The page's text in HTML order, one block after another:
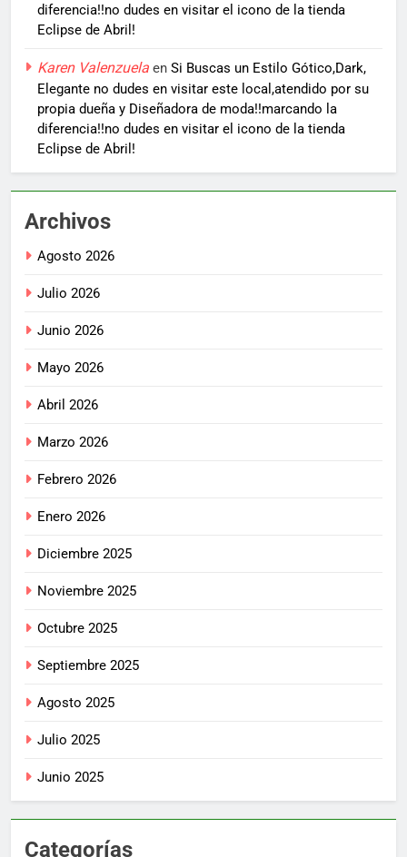
diferencia!!no dudes en visitar el icono de la tienda
Eclipse de Abril!
Karen Valenzuela en Si Buscas un Estilo Gótico,Dark,
Elegante no dudes en visitar este local,atendido por su
propia dueña y Diseñadora de moda!!marcando la
diferencia!!no dudes en visitar el icono de la tienda
Eclipse de Abril!
Archivos
Agosto 2026
Julio 2026
Junio 2026
Mayo 2026
Abril 2026
Marzo 2026
Febrero 2026
Enero 2026
Diciembre 2025
Noviembre 2025
Octubre 2025
Septiembre 2025
Agosto 2025
Julio 2025
Junio 2025
Categorías